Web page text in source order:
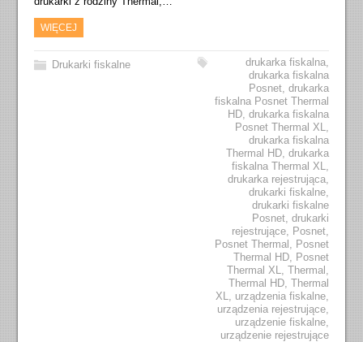
WIĘCEJ
Drukarki fiskalne drukarka fiskalna,
drukarka fiskalna
Posnet, drukarka
fiskalna Posnet Thermal
HD, drukarka fiskalna
Posnet Thermal XL,
drukarka fiskalna
Thermal HD, drukarka
fiskalna Thermal XL,
drukarka rejestrująca,
drukarki fiskalne,
drukarki fiskalne
Posnet, drukarki
rejestrujące, Posnet,
Posnet Thermal , Posnet
Thermal HD, Posnet
Thermal XL, Thermal ,
Thermal HD, Thermal
XL, urządzenia fiskalne,
urządzenia rejestrujące,
urządzenie fiskalne,
urządzenie rejestrujące